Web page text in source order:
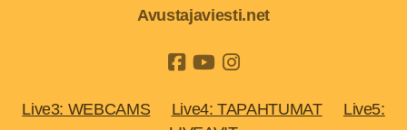
Avustajaviesti.net
Live3: WEBCAMS Live4: TAPAHTUMAT
Live5: